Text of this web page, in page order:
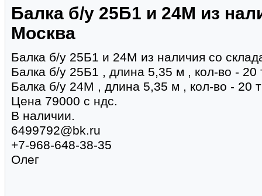
Балка б/у 25Б1 и 24М из
Москва
Балка б/у 25Б1 и 24М из наличия со
Балка б/у 25Б1 , длина 5,35 м , кол-во - 20
Балка б/у 24М , длина 5,35 м , кол-во - 20
Цена 79000 с ндс.
В наличии.
6499792@bk.ru
+7-968-648-38-35
Олег